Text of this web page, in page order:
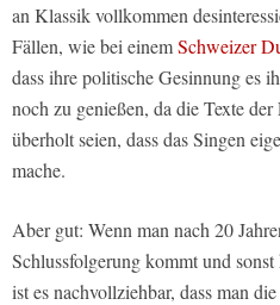
an Klassik vollkommen
Fällen, wie bei einemSchweizer
dass ihre politische Gesinnung es
noch zu genießen, da die Texte
überholt seien, dass das Singen
mache.
Aber gut: Wenn man nach 20
Schlussfolgerung kommt und
ist es nachvollziehbar, dass man